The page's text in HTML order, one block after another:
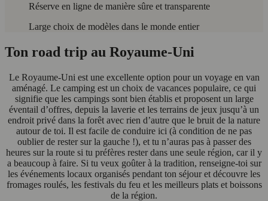
Réserve en ligne de manière sûre et transparente
Large choix de modèles dans le monde entier
Ton road trip au Royaume-Uni
Le Royaume-Uni est une excellente option pour un voyage en van
aménagé. Le camping est un choix de vacances populaire, ce qui
signifie que les campings sont bien établis et proposent un large
éventail d’offres, depuis la laverie et les terrains de jeux jusqu’à un
endroit privé dans la forêt avec rien d’autre que le bruit de la nature
autour de toi. Il est facile de conduire ici (à condition de ne pas
oublier de rester sur la gauche !), et tu n’auras pas à passer des
heures sur la route si tu préfères rester dans une seule région, car il y
a beaucoup à faire. Si tu veux goûter à la tradition, renseigne-toi sur
les événements locaux organisés pendant ton séjour et découvre les
fromages roulés, les festivals du feu et les meilleurs plats et boissons
de la région.